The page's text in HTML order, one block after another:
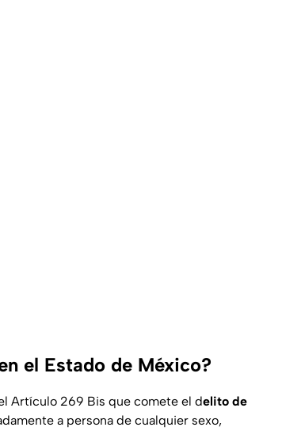
el Estado de México?
Artículo 269 Bis que comete el delito de
a persona de cualquier sexo,